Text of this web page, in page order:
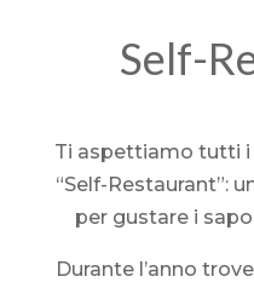
Self-
Ti aspettiamo tutti i
“Self-Restaurant”:
per gustare i
Durante l’anno